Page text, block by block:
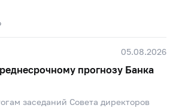
05.08.2026
прогнозу Банка
заседаний Совета директоров